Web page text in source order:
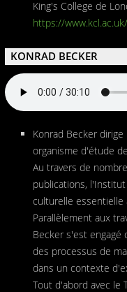
King's College de
https://
KONRAD BECKER
Konrad Becker
organisme d'étude
Au travers de
publications,
culturelle essentielle
Parallèlement aux
Becker s'est engagé
des processus de
dans un contexte
Tout d'abord avec le